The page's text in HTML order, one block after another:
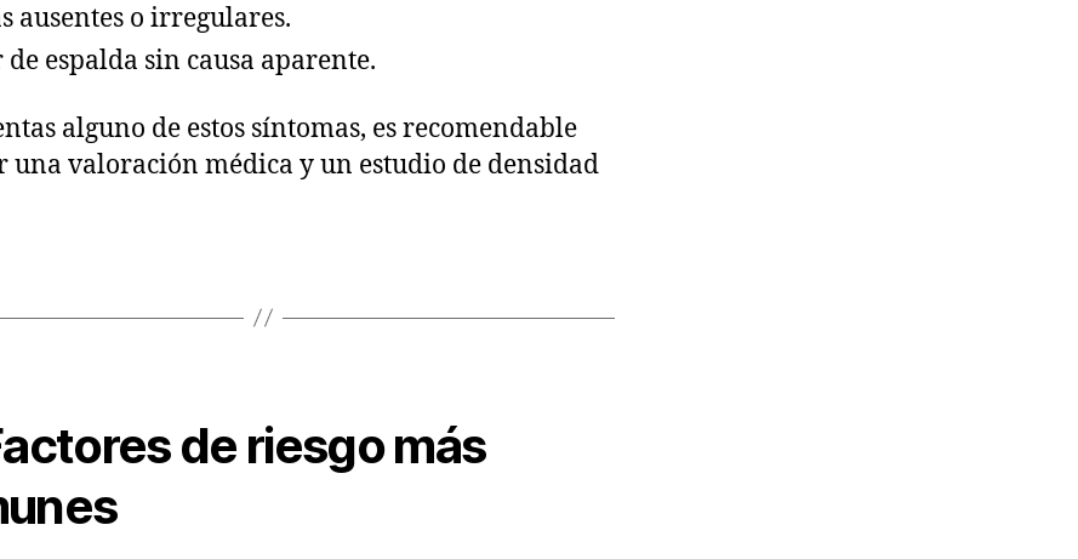
ausentes o irregulares.
espalda sin causa aparente.
alguno de estos síntomas, es recomendable
una valoración médica y un estudio de densidad
de riesgo más